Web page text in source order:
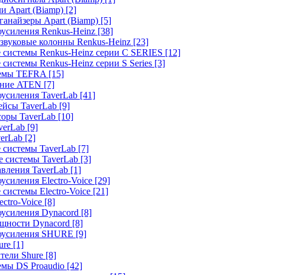
Apart (Biamp) [2]
Apart (Biamp) [5]
Renkus-Heinz [38]
колонны Renkus-Heinz [23]
системы Renkus-Heinz серии C SERIES [12]
Renkus-Heinz серии S Series [3]
TEFRA [15]
ATEN [7]
TaverLab [41]
TaverLab [9]
TaverLab [10]
[9]
[2]
системы TaverLab [7]
TaverLab [3]
TaverLab [1]
Electro-Voice [29]
системы Electro-Voice [21]
Voice [8]
Dynacord [8]
Dynacord [8]
SHURE [9]
[1]
Shure [8]
DS Proaudio [42]